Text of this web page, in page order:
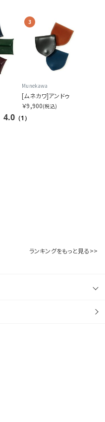
4.0 （1）
3
Munekawa
[ムネカワ]アンドゥ
￥9,900(税込)
ランキングをもっと見る>>